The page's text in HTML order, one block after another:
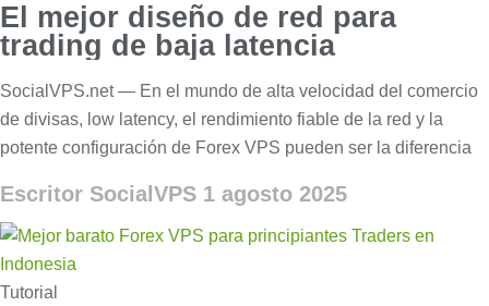
El mejor diseño de red para
trading de baja latencia
SocialVPS.net — En el mundo de alta velocidad del comercio
de divisas, low latency, el rendimiento fiable de la red y la
potente configuración de Forex VPS pueden ser la diferencia
Escritor SocialVPS 1 agosto 2025
Tutorial